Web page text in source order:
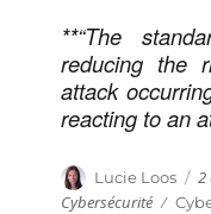
**“The
reducing the
attack
reacting to an
Auteur
Lucie Loos le
2
Cybersécurité